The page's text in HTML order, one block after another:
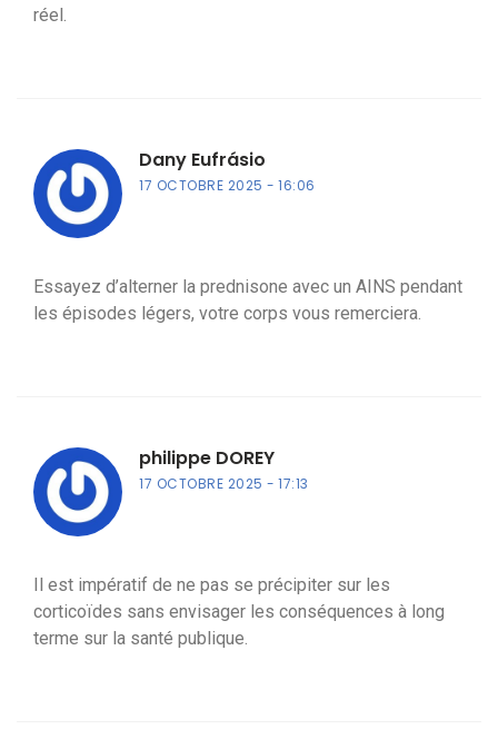
réel.
Dany Eufrásio
17 OCTOBRE 2025 16:06
Essayez d’alterner la prednisone avec un AINS pendant
les épisodes légers, votre corps vous remerciera.
philippe DOREY
17 OCTOBRE 2025 17:13
Il est impératif de ne pas se précipiter sur les
corticoïdes sans envisager les conséquences à long
terme sur la santé publique.